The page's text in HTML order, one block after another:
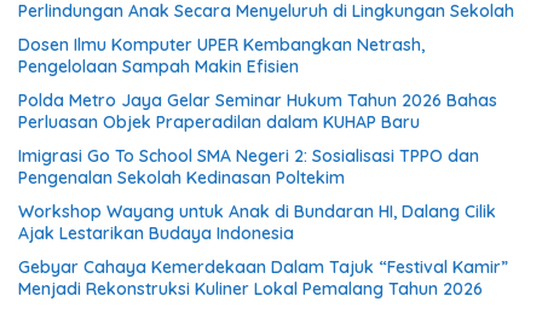
Perlindungan Anak Secara Menyeluruh di Lingkungan Sekolah
Dosen Ilmu Komputer UPER Kembangkan Netrash,
Pengelolaan Sampah Makin Efisien
Polda Metro Jaya Gelar Seminar Hukum Tahun 2026 Bahas
Perluasan Objek Praperadilan dalam KUHAP Baru
Imigrasi Go To School SMA Negeri 2: Sosialisasi TPPO dan
Pengenalan Sekolah Kedinasan Poltekim
Workshop Wayang untuk Anak di Bundaran HI, Dalang Cilik
Ajak Lestarikan Budaya Indonesia
Gebyar Cahaya Kemerdekaan Dalam Tajuk “Festival Kamir”
Menjadi Rekonstruksi Kuliner Lokal Pemalang Tahun 2026